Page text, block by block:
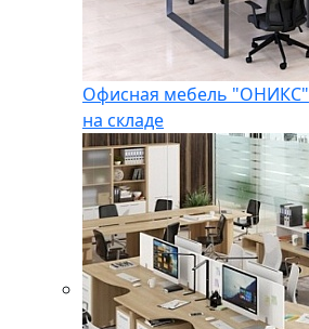
Офисная мебель "ОНИКС"
на складе